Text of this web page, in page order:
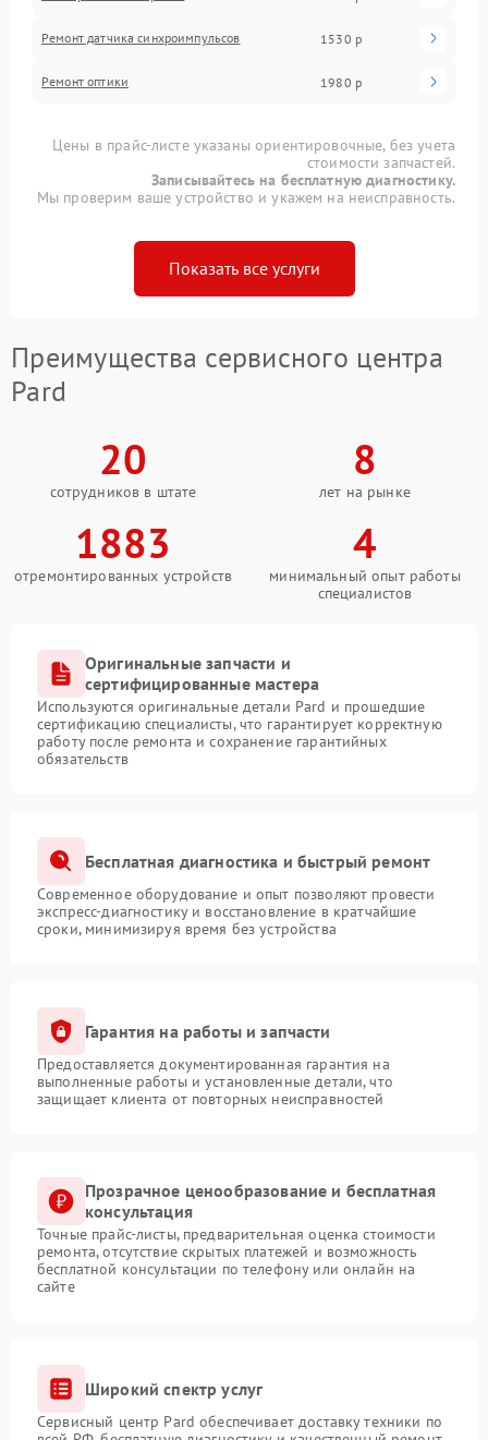
Ремонт датчика синхроимпульсов 1530 р
Ремонт оптики 1980 р
Цены в прайс-листе указаны ориентировочные, без учета
стоимости запчастей.
Записывайтесь на бесплатную диагностику.
Мы проверим ваше устройство и укажем на неисправность.
Показать все услуги
Преимущества сервисного центра
Pard
20
сотрудников в штате
8
лет на рынке
1883
отремонтированных устройств
4
минимальный опыт работы
специалистов
Оригинальные запчасти и
сертифицированные мастера
Используются оригинальные детали Pard и прошедшие
сертификацию специалисты, что гарантирует корректную
работу после ремонта и сохранение гарантийных
обязательств
Бесплатная диагностика и быстрый ремонт
Современное оборудование и опыт позволяют провести
экспресс-диагностику и восстановление в кратчайшие
сроки, минимизируя время без устройства
Гарантия на работы и запчасти
Предоставляется документированная гарантия на
выполненные работы и установленные детали, что
защищает клиента от повторных неисправностей
Прозрачное ценообразование и бесплатная
консультация
Точные прайс-листы, предварительная оценка стоимости
ремонта, отсутствие скрытых платежей и возможность
бесплатной консультации по телефону или онлайн на
сайте
Широкий спектр услуг
Сервисный центр Pard обеспечивает доставку техники по